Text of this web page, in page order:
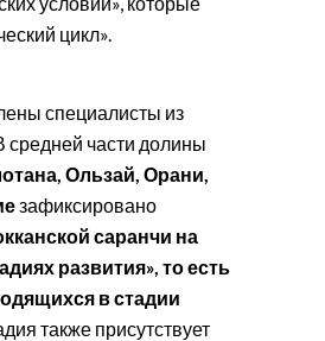
цикл».
специалисты из
средней части долины
Ользай, Орани,
зафиксировано
саранчи на
развития», то есть
в стадии
также присутствует